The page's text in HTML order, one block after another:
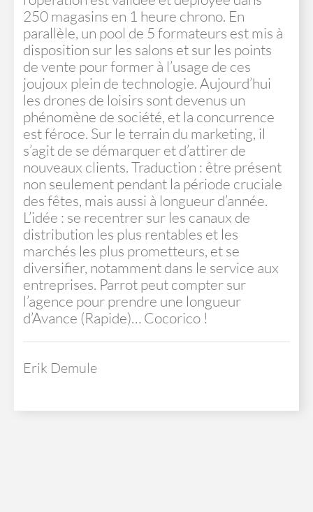
250 magasins en 1 heure chrono. En
parallèle, un pool de 5 formateurs est mis à
disposition sur les salons et sur les points
de vente pour former à l’usage de ces
joujoux plein de technologie. Aujourd’hui
les drones de loisirs sont devenus un
phénomène de société, et la concurrence
est féroce. Sur le terrain du marketing, il
s’agit de se démarquer et d’attirer de
nouveaux clients. Traduction : être présent
non seulement pendant la période cruciale
des fêtes, mais aussi à longueur d’année.
L’idée : se recentrer sur les canaux de
distribution les plus rentables et les
marchés les plus prometteurs, et se
diversifier, notamment dans le service aux
entreprises. Parrot peut compter sur
l’agence pour prendre une longueur
d’Avance (Rapide)… Cocorico !
Erik Demule